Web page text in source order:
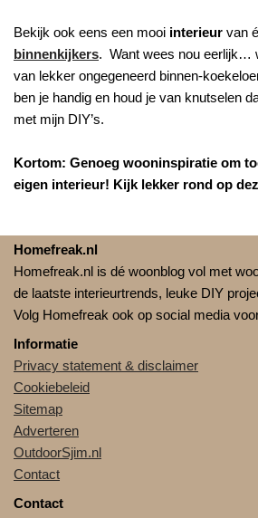
Bekijk ook eens een mooi interieur van
binnenkijkers. Want wees nou eerlijk…
van lekker ongegeneerd binnen-
ben je handig en houd je van knutselen
met mijn DIY’s.
Kortom: Genoeg wooninspiratie om
eigen interieur! Kijk lekker rond op
Homefreak.nl
Homefreak.nl is dé woonblog vol met
de laatste interieurtrends, leuke DIY
Volg Homefreak ook op social media
Informatie
Privacy statement & disclaimer
Cookiebeleid
Sitemap
Adverteren
OutdoorSjim.nl
Contact
Contact